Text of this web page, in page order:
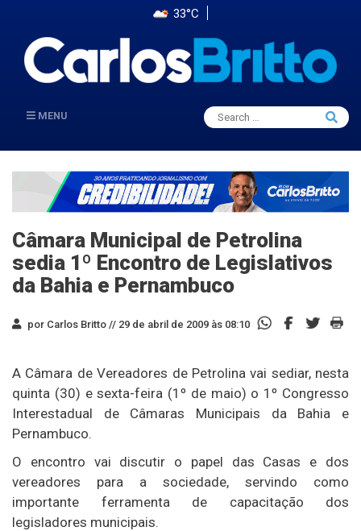
33°C
MENU
Search
for:
Search
Câmara Municipal de Petrolina
sedia 1º Encontro de Legislativos
da Bahia e Pernambuco
por Carlos Britto // 29 de abril de 2009 às 08:10
A Câmara de Vereadores de Petrolina vai sediar, nesta
quinta (30) e sexta-feira (1º de maio) o 1º Congresso
Interestadual de Câmaras Municipais da Bahia e
Pernambuco.
O encontro vai discutir o papel das Casas e dos
vereadores para a sociedade, servindo como
importante ferramenta de capacitação dos
legisladores municipais.